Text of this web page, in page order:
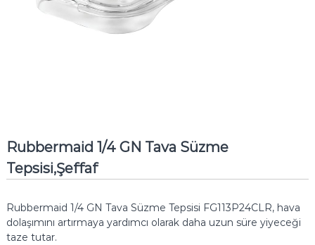
Rubbermaid 1/4 GN Tava Süzme
Tepsisi,Şeffaf
Rubbermaid 1/4 GN Tava Süzme Tepsisi FG113P24CLR, hava
dolaşımını artırmaya yardımcı olarak daha uzun süre yiyeceği
taze tutar.